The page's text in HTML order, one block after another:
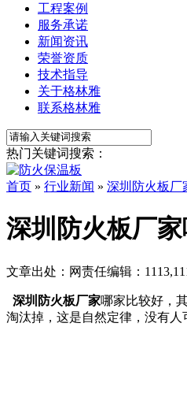
工程案例
服务承诺
新闻资讯
荣誉资质
技术指导
关于格林雅
联系格林雅
热门关键词搜索：
首页 » 行业新闻 » 深圳防火板厂
深圳防火板厂
文章出处： 网责任编辑：
深圳 防火板厂家哪家比较好 ，
淘汰掉，这是自然定律，没有人